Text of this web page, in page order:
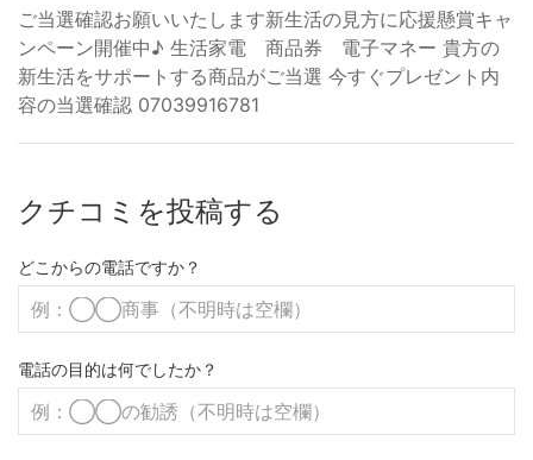
ご当選確認お願いいたします新生活の見方に応援懸賞キャ
ンペーン開催中♪ 生活家電 商品券 電子マネー 貴方の
新生活をサポートする商品がご当選 今すぐプレゼント内
容の当選確認 07039916781
クチコミを投稿する
どこからの電話ですか？
電話の目的は何でしたか？